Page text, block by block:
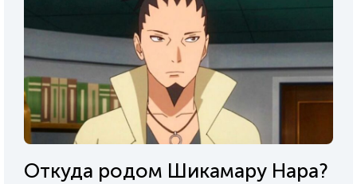
Откуда родом Шикамару Нара?